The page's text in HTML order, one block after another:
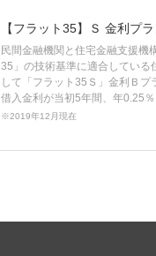
【フラット35】Ｓ 金利プ
民間金融機関と住宅金融支援機
35」の技術基準に適合している
して「フラット35Ｓ」金利Ｂプ
借入金利が当初5年間、年0.25
※2019年12月現在